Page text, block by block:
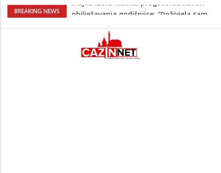
BREAKING NEWS
Prvi put u više od 40 godina: Saudijska
Zeljković se oglasio uoči početka nove
sezone Wwin lige